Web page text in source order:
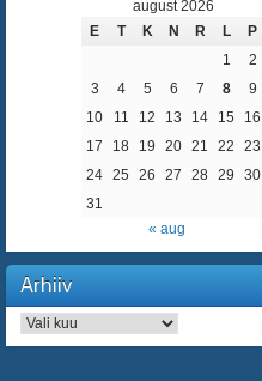
august 2026
E
T K N R L
P
1
2
3
4 5 6 7 8
9
10
11 12 13 14 15
16
17
18 19 20 21 22
23
24 25 26 27 28 29
30
31
« aug
Arhiiv
Arhiiv